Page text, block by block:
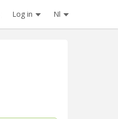
Log in Nl